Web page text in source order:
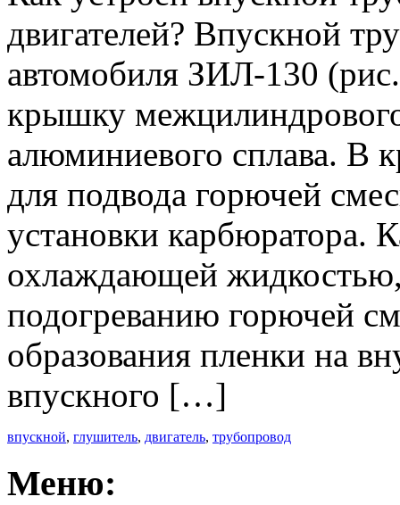
двигателей? Впускной
автомобиля ЗИЛ-130
крышку
алюминиевого сплава. В
для подвода горючей
установки карбюратора.
охлаждающей жидкостью,
подогреванию горючей
образования пленки на
впускного […]
впускной, глушитель, двигатель, трубопровод
Меню: